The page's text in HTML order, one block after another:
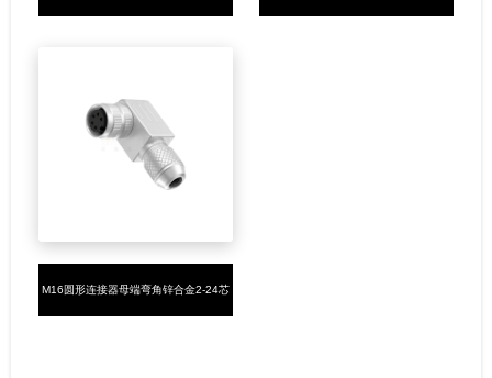
M16圆形连接器母端弯角锌合金2-24芯